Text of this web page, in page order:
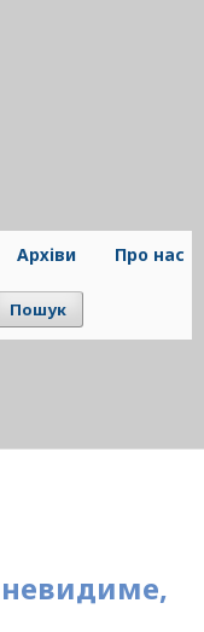
Архіви Про нас
Пошук
невидиме,